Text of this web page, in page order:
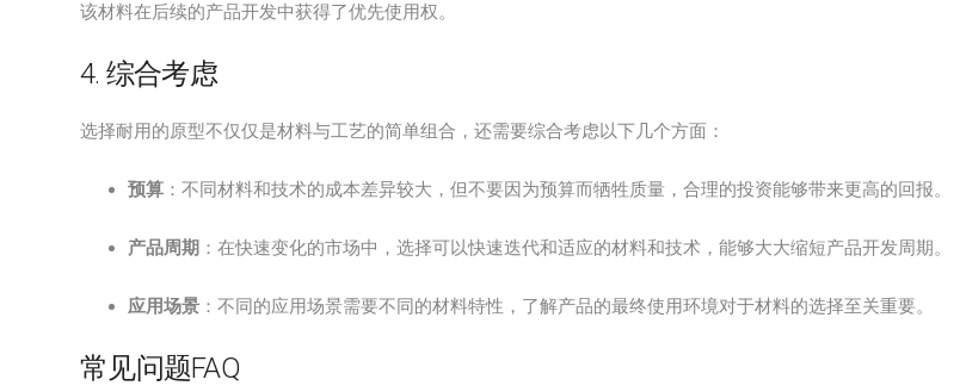
该材料在后续的产品开发中获得了优先使用权。
4. 综合考虑
选择耐用的原型不仅仅是材料与工艺的简单组合，还需要综合考虑以下几个方面：
预算 ：不同材料和技术的成本差异较大，但不要因为预算而牺牲质量，合理的投资能够带来更高的回报。
产品周期 ：在快速变化的市场中，选择可以快速迭代和适应的材料和技术，能够大大缩短产品开发周期。
应用场景 ：不同的应用场景需要不同的材料特性，了解产品的最终使用环境对于材料的选择至关重要。
常见问题FAQ